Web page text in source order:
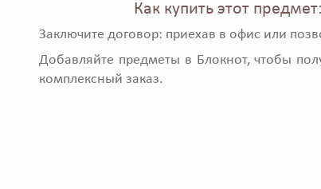
Как купить этот предмет:
Заключите договор: приехав в офис или
Добавляйте предметы в Блокнот, чтобы
комплексный заказ.